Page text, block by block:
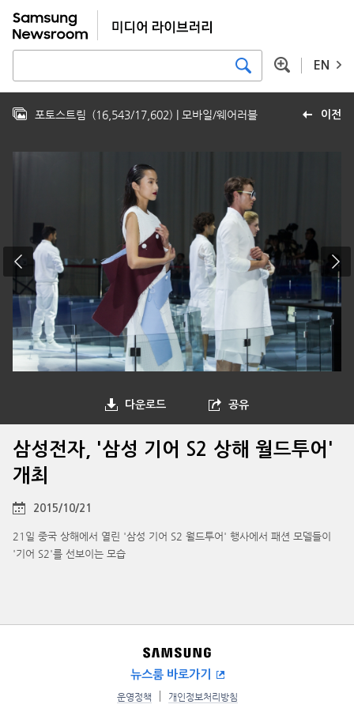
EN
이전
포토스트림 (16,543/17,602) | 모바일/웨어러블
다운로드 공유
삼성전자, '삼성 기어 S2 상해 월드투어'
개최
2015/10/21
21일 중국 상해에서 열린 '삼성 기어 S2 월드투어' 행사에서 패션 모델들이
'기어 S2'를 선보이는 모습
뉴스룸 바로가기
운영정책 개인정보처리방침